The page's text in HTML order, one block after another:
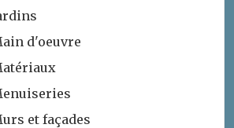
d'oeuvre
et façades